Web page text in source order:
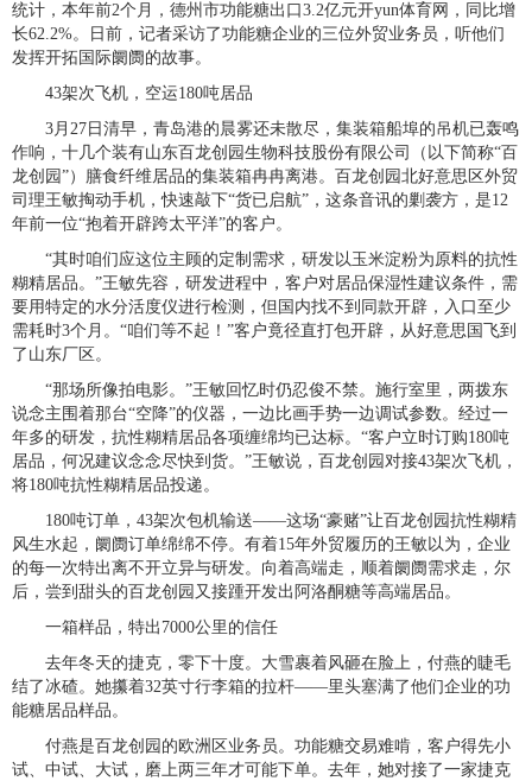
统计，本年前2个月，德州市功能糖出口3.2亿元开yun体育网，同比增
长62.2%。日前，记者采访了功能糖企业的三位外贸业务员，听他们
发挥开拓国际阛阓的故事。
43架次飞机，空运180吨居品
3月27日清早，青岛港的晨雾还未散尽，集装箱船埠的吊机已轰鸣
作响，十几个装有山东百龙创园生物科技股份有限公司（以下简称“百
龙创园”）膳食纤维居品的集装箱冉冉离港。百龙创园北好意思区外贸
司理王敏掏动手机，快速敲下“货已启航”，这条音讯的剿袭方，是12
年前一位“抱着开辟跨太平洋”的客户。
“其时咱们应这位主顾的定制需求，研发以玉米淀粉为原料的抗性
糊精居品。”王敏先容，研发进程中，客户对居品保湿性建议条件，需
要用特定的水分活度仪进行检测，但国内找不到同款开辟，入口至少
需耗时3个月。“咱们等不起！”客户竟径直打包开辟，从好意思国飞到
了山东厂区。
“那场所像拍电影。”王敏回忆时仍忍俊不禁。施行室里，两拨东
说念主围着那台“空降”的仪器，一边比画手势一边调试参数。经过一
年多的研发，抗性糊精居品各项缠绵均已达标。“客户立时订购180吨
居品，何况建议念念尽快到货。”王敏说，百龙创园对接43架次飞机，
将180吨抗性糊精居品投递。
180吨订单，43架次包机输送——这场“豪赌”让百龙创园抗性糊精
风生水起，阛阓订单绵绵不停。有着15年外贸履历的王敏以为，企业
的每一次特出离不开立异与研发。向着高端走，顺着阛阓需求走，尔
后，尝到甜头的百龙创园又接踵开发出阿洛酮糖等高端居品。
一箱样品，特出7000公里的信任
去年冬天的捷克，零下十度。大雪裹着风砸在脸上，付燕的睫毛
结了冰碴。她攥着32英寸行李箱的拉杆——里头塞满了他们企业的功
能糖居品样品。
付燕是百龙创园的欧洲区业务员。功能糖交易难啃，客户得先小
试、中试、大试，磨上两三年才可能下单。去年，她对接了一家捷克